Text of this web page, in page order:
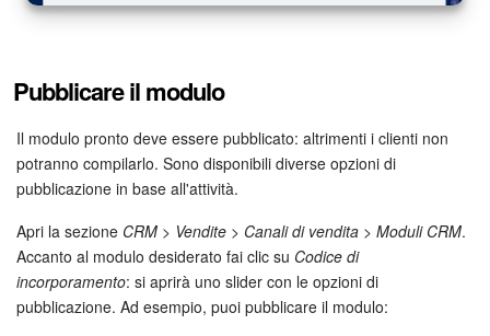
Pubblicare il modulo
Il modulo pronto deve essere pubblicato: altrimenti i clienti non
potranno compilarlo. Sono disponibili diverse opzioni di
pubblicazione in base all'attività.
Apri la sezione CRM > Vendite > Canali di vendita > Moduli CRM.
Accanto al modulo desiderato fai clic su Codice di
incorporamento: si aprirà uno slider con le opzioni di
pubblicazione. Ad esempio, puoi pubblicare il modulo: